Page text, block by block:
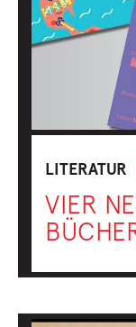
LITERATUR
VIER